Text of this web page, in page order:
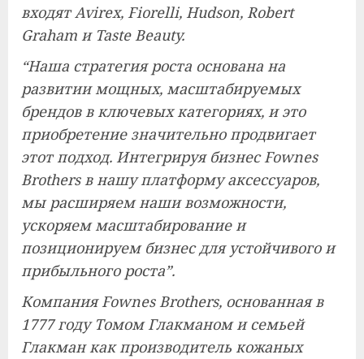
входят Avirex, Fiorelli, Hudson, Robert
Graham и Taste Beauty.
“Наша стратегия роста основана на
развитии мощных, масштабируемых
брендов в ключевых категориях, и это
приобретение значительно продвигает
этот подход. Интегрируя бизнес Fownes
Brothers в нашу платформу аксессуаров,
мы расширяем наши возможности,
ускоряем масштабирование и
позиционируем бизнес для устойчивого и
прибыльного роста”.
Компания Fownes Brothers, основанная в
1777 году Томом Глакманом и семьей
Глакман как производитель кожаных